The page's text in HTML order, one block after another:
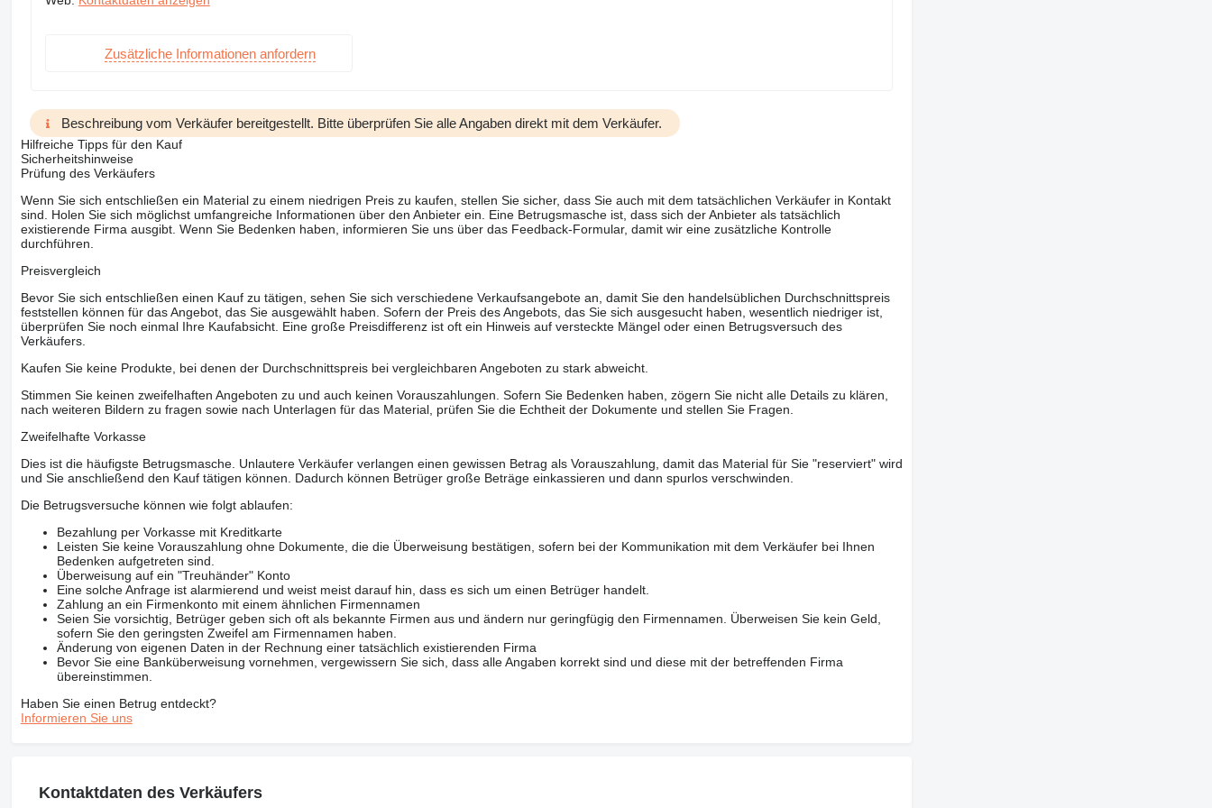
Zusätzliche Informationen anfordern
Beschreibung vom Verkäufer bereitgestellt. Bitte überprüfen Sie alle Angaben direkt mit dem Verkäufer.
Hilfreiche Tipps für den Kauf
Sicherheitshinweise
Prüfung des Verkäufers
Wenn Sie sich entschließen ein Material zu einem niedrigen Preis zu kaufen, stellen Sie sicher, dass Sie auch mit dem tatsächlichen Verkäufer in Kontakt
sind. Holen Sie sich möglichst umfangreiche Informationen über den Anbieter ein. Eine Betrugsmasche ist, dass sich der Anbieter als tatsächlich
existierende Firma ausgibt. Wenn Sie Bedenken haben, informieren Sie uns über das Feedback-Formular, damit wir eine zusätzliche Kontrolle
durchführen.
Preisvergleich
Bevor Sie sich entschließen einen Kauf zu tätigen, sehen Sie sich verschiedene Verkaufsangebote an, damit Sie den handelsüblichen Durchschnittspreis
feststellen können für das Angebot, das Sie ausgewählt haben. Sofern der Preis des Angebots, das Sie sich ausgesucht haben, wesentlich niedriger ist,
überprüfen Sie noch einmal Ihre Kaufabsicht. Eine große Preisdifferenz ist oft ein Hinweis auf versteckte Mängel oder einen Betrugsversuch des
Verkäufers.
Kaufen Sie keine Produkte, bei denen der Durchschnittspreis bei vergleichbaren Angeboten zu stark abweicht.
Stimmen Sie keinen zweifelhaften Angeboten zu und auch keinen Vorauszahlungen. Sofern Sie Bedenken haben, zögern Sie nicht alle Details zu klären,
nach weiteren Bildern zu fragen sowie nach Unterlagen für das Material, prüfen Sie die Echtheit der Dokumente und stellen Sie Fragen.
Zweifelhafte Vorkasse
Dies ist die häufigste Betrugsmasche. Unlautere Verkäufer verlangen einen gewissen Betrag als Vorauszahlung, damit das Material für Sie "reserviert" wird
und Sie anschließend den Kauf tätigen können. Dadurch können Betrüger große Beträge einkassieren und dann spurlos verschwinden.
Die Betrugsversuche können wie folgt ablaufen:
Bezahlung per Vorkasse mit Kreditkarte
Leisten Sie keine Vorauszahlung ohne Dokumente, die die Überweisung bestätigen, sofern bei der Kommunikation mit dem Verkäufer bei Ihnen
Bedenken aufgetreten sind.
Überweisung auf ein "Treuhänder" Konto
Eine solche Anfrage ist alarmierend und weist meist darauf hin, dass es sich um einen Betrüger handelt.
Zahlung an ein Firmenkonto mit einem ähnlichen Firmennamen
Seien Sie vorsichtig, Betrüger geben sich oft als bekannte Firmen aus und ändern nur geringfügig den Firmennamen. Überweisen Sie kein Geld,
sofern Sie den geringsten Zweifel am Firmennamen haben.
Änderung von eigenen Daten in der Rechnung einer tatsächlich existierenden Firma
Bevor Sie eine Banküberweisung vornehmen, vergewissern Sie sich, dass alle Angaben korrekt sind und diese mit der betreffenden Firma
übereinstimmen.
Haben Sie einen Betrug entdeckt?
Informieren Sie uns
Kontaktdaten des Verkäufers